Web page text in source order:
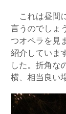
これは昼間
言うのでしょ
つオペラを見
紹介していま
した。折角な
横、相当良い